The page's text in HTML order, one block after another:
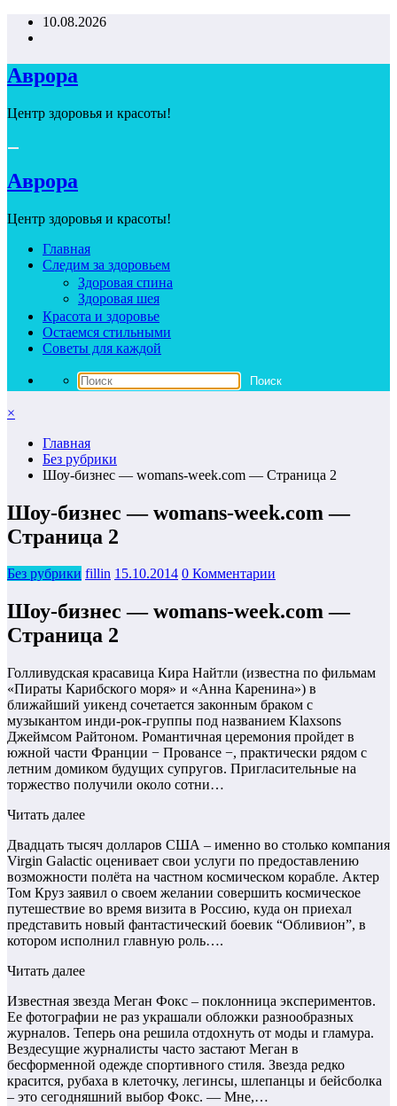
Перейти10.08.2026
Аврора
Центр здоровья и красоты!
Аврора
Центр здоровья и красоты!
Главная
Следим за здоровьем
Здоровая спина
Здоровая шея
Красота и здоровье
Остаемся стильными
Советы для каждой
×
Главная
Без рубрики
Шоу-бизнес — womans-week.com — Страница 2
Шоу-бизнес — womans-week.com —
Страница 2
Без рубрики fillin 15.10.2014 0 Комментарии
Шоу-бизнес — womans-week.com —
Страница 2
Голливудская красавица Кира Найтли (известна по фильмам
«Пираты Карибского моря» и «Анна Каренина») в
ближайший уикенд сочетается законным браком с
музыкантом инди-рок-группы под названием Klaxsons
Джеймсом Райтоном. Романтичная церемония пройдет в
южной части Франции − Провансе −, практически рядом с
летним домиком будущих супругов. Пригласительные на
торжество получили около сотни…
Читать далее
Двадцать тысяч долларов США – именно во столько компания
Virgin Galactic оценивает свои услуги по предоставлению
возможности полёта на частном космическом корабле. Актер
Том Круз заявил о своем желании совершить космическое
путешествие во время визита в Россию, куда он приехал
представить новый фантастический боевик “Обливион”, в
котором исполнил главную роль….
Читать далее
Известная звезда Меган Фокс – поклонница экспериментов.
Ее фотографии не раз украшали обложки разнообразных
журналов. Теперь она решила отдохнуть от моды и гламура.
Вездесущие журналисты часто застают Меган в
бесформенной одежде спортивного стиля. Звезда редко
красится, рубаха в клеточку, легинсы, шлепанцы и бейсболка
– это сегодняшний выбор Фокс. — Мне,…